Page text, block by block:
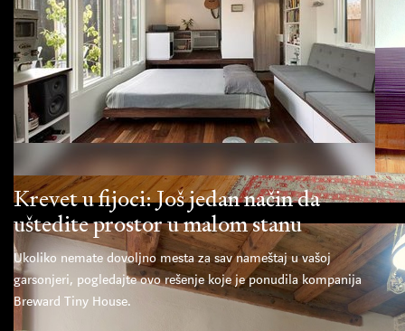
Krevet u fijoci: Još jedan način da
uštedite prostor u malom stanu
Ukoliko nemate dovoljno mesta za sav nameštaj u vašoj
garsonjeri, pogledajte ovo rešenje koje je ponudila kompanija
Breward Tiny House.